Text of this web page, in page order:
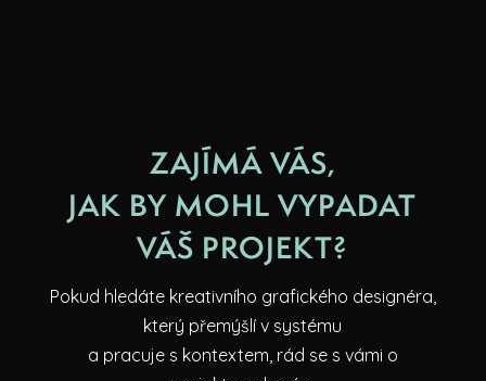
ZAJÍMÁ VÁS,
JAK BY MOHL VYPADAT
VÁŠ PROJEKT?
Pokud hledáte kreativního grafického designéra,
který přemýšlí v systému
a pracuje s kontextem, rád se s vámi o